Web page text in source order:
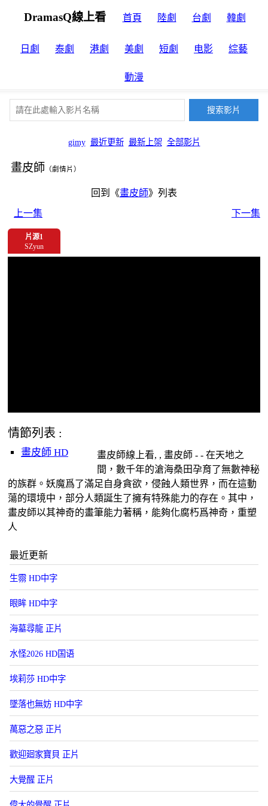
DramasQ線上看 首頁 陸劇 台劇 韓劇
日劇 泰劇 港劇 美劇 短劇 电影 綜藝
動漫
gimy 最近更新 最新上架 全部影片
畫皮師 （劇情片）
回到《畫皮師》列表
上一集
下一集
片源1
SZyun
情節列表 :
畫皮師 HD
畫皮師線上看, , 畫皮師 - - 在天地之
間，數千年的滄海桑田孕育了無數神秘
的族群。妖魔爲了滿足自身貪欲，侵蝕人類世界，而在這動
蕩的環境中，部分人類誕生了擁有特殊能力的存在。其中，
畫皮師以其神奇的畫筆能力著稱，能夠化腐朽爲神奇，重塑
人
最近更新
生霛 HD中字
眼眸 HD中字
海墓尋龍 正片
水怪2026 HD国语
埃莉莎 HD中字
墜落也無妨 HD中字
萬惡之惡 正片
歡迎廻家寶貝 正片
大覺醒 正片